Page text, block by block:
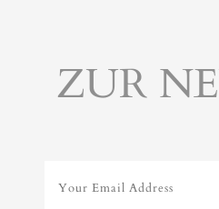
ZUR
Your Email Address